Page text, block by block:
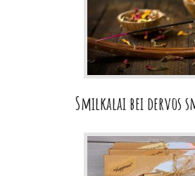
Smilkalai bei dervos